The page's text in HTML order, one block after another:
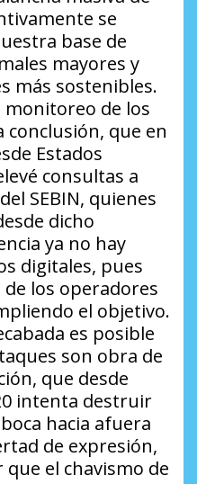
se
base de
mayores y
más sostenibles.
monitoreo de los
conclusión, que en
Estados
consultas a
SEBIN, quienes
dicho
ya no hay
digitales, pues
los operadores
el objetivo.
es posible
son obra de
que desde
intenta destruir
hacia afuera
de expresión,
el chavismo de